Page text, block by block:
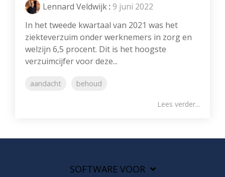
Lennard Veldwijk: 9 juni 2022
In het tweede kwartaal van 2021 was het
ziekteverzuim onder werknemers in zorg en
welzijn 6,5 procent. Dit is het hoogste
verzuimcijfer voor deze...
aandacht behoud
Lees verder...
SOFTWARE VOOR